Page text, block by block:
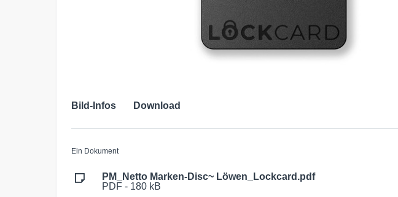
Bild-Infos Download
Ein Dokument
PM_Netto Marken-Disc~ Löwen_Lockcard.pdf
PDF - 180 kB